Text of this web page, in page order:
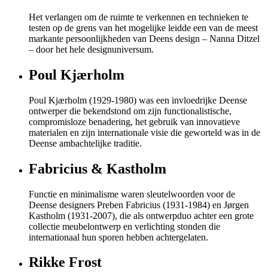
Het verlangen om de ruimte te verkennen en technieken te
testen op de grens van het mogelijke leidde een van de meest
markante persoonlijkheden van Deens design – Nanna Ditzel
– door het hele designuniversum.
Poul Kjærholm
Poul Kjærholm (1929-1980) was een invloedrijke Deense
ontwerper die bekendstond om zijn functionalistische,
compromisloze benadering, het gebruik van innovatieve
materialen en zijn internationale visie die geworteld was in de
Deense ambachtelijke traditie.
Fabricius & Kastholm
Functie en minimalisme waren sleutelwoorden voor de
Deense designers Preben Fabricius (1931-1984) en Jørgen
Kastholm (1931-2007), die als ontwerpduo achter een grote
collectie meubelontwerp en verlichting stonden die
internationaal hun sporen hebben achtergelaten.
Rikke Frost